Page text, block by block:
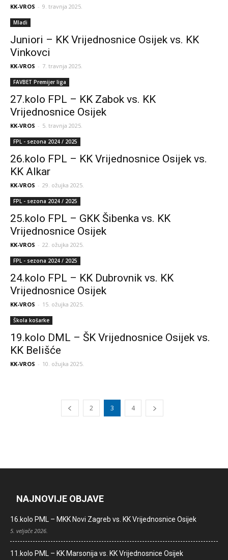
KK-VROS - 9. travnja 2025.
Mladi
Juniori – KK Vrijednosnice Osijek vs. KK
Vinkovci
KK-VROS - 7. travnja 2025.
FAVBET Premijer liga
27.kolo FPL – KK Zabok vs. KK
Vrijednosnice Osijek
KK-VROS - 5. travnja 2025.
FPL - sezona 2024 / 2025
26.kolo FPL – KK Vrijednosnice Osijek vs.
KK Alkar
KK-VROS - 29. ožujka 2025.
FPL - sezona 2024 / 2025
25.kolo FPL – GKK Šibenka vs. KK
Vrijednosnice Osijek
KK-VROS - 22. ožujka 2025.
FPL - sezona 2024 / 2025
24.kolo FPL – KK Dubrovnik vs. KK
Vrijednosnice Osijek
KK-VROS - 15. ožujka 2025.
Škola košarke
19.kolo DML – ŠK Vrijednosnice Osijek vs.
KK Belišće
KK-VROS - 10. ožujka 2025.
2 3 4
NAJNOVIJE OBJAVE
16.kolo PML – MKK Novi Zagreb vs. KK Vrijednosnice Osijek
5. veljače 2026.
11.kolo PML – KK Marsonija vs. KK Vrijednosnice Osijek